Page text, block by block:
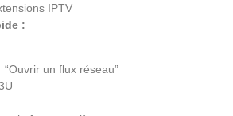
IPTV
:
un flux réseau”